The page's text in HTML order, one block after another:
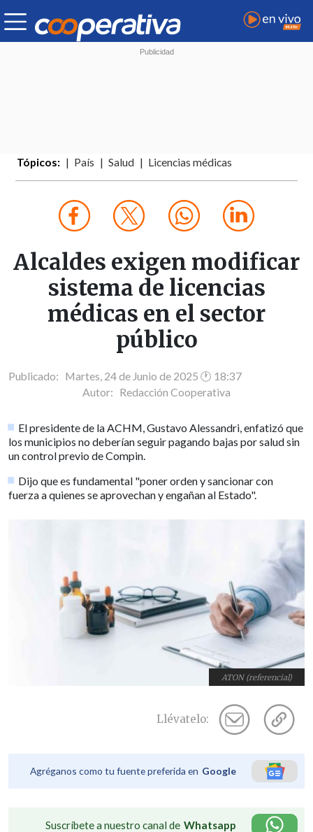
Tópicos: País Salud Licencias médicas
Alcaldes exigen modificar
sistema de licencias
médicas en el sector
público
Publicado: Martes, 24 de Junio de 2025 🕐 18:37
Autor: Redacción Cooperativa
El presidente de la ACHM, Gustavo Alessandri, enfatizó que
los municipios no deberían seguir pagando bajas por salud sin
un control previo de Compin.
Dijo que es fundamental "poner orden y sancionar con
fuerza a quienes se aprovechan y engañan al Estado".
ATON (referencial)
Llévatelo:
Agréganos como tu fuente preferida en Google
Suscríbete a nuestro canal de Whatsapp